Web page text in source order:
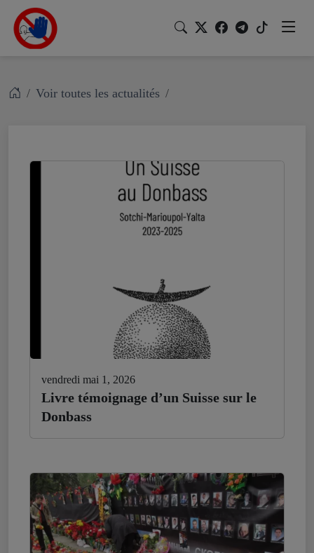
Voir toutes les actualités
vendredi mai 1, 2026
Livre témoignage d’un Suisse sur le
Donbass